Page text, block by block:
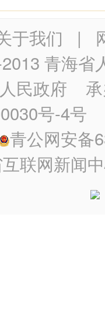
于我们 |
青海省
民政府 承
号-4号
青公网安备
联网新闻